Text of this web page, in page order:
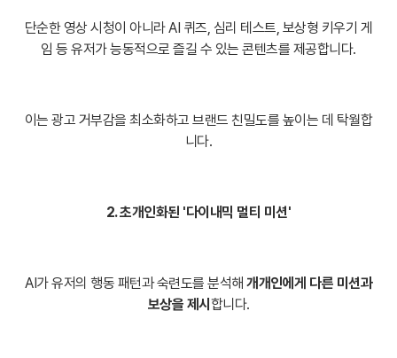
단순한 영상 시청이 아니라 AI 퀴즈, 심리 테스트, 보상형 키우기 게
임 등 유저가 능동적으로 즐길 수 있는 콘텐츠를 제공합니다.
이는 광고 거부감을 최소화하고 브랜드 친밀도를 높이는 데 탁월합
니다.
2. 초개인화된 '다이내믹 멀티 미션'
AI가 유저의 행동 패턴과 숙련도를 분석해 개개인에게 다른 미션과
보상을 제시 합니다.